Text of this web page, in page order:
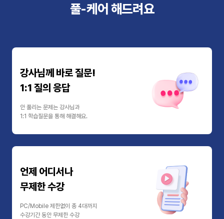
풀-케어 해드려요
강사님께 바로 질문!
1:1 질의 응답
안 풀리는 문제는 강사님과
1:1 학습질문을 통해 해결해요.
언제 어디서나
무제한 수강
PC/Mobile 제한없이 총 4대까지
수강기간 동안 무제한 수강